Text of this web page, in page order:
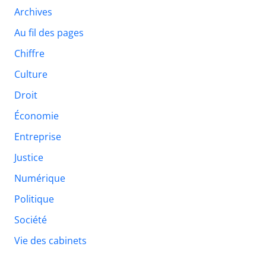
Archives
Au fil des pages
Chiffre
Culture
Droit
Économie
Entreprise
Justice
Numérique
Politique
Société
Vie des cabinets